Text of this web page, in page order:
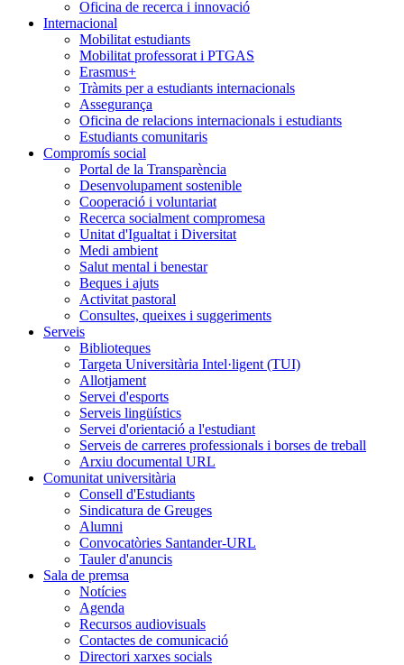
Oficina de recerca i innovació
Internacional
Mobilitat estudiants
Mobilitat professorat i PTGAS
Erasmus+
Tràmits per a estudiants internacionals
Assegurança
Oficina de relacions internacionals i estudiants
Estudiants comunitaris
Compromís social
Portal de la Transparència
Desenvolupament sostenible
Cooperació i voluntariat
Recerca socialment compromesa
Unitat d'Igualtat i Diversitat
Medi ambient
Salut mental i benestar
Beques i ajuts
Activitat pastoral
Consultes, queixes i suggeriments
Serveis
Biblioteques
Targeta Universitària Intel·ligent (TUI)
Allotjament
Servei d'esports
Serveis lingüístics
Servei d'orientació a l'estudiant
Serveis de carreres professionals i borses de treball
Arxiu documental URL
Comunitat universitària
Consell d'Estudiants
Sindicatura de Greuges
Alumni
Convocatòries Santander-URL
Tauler d'anuncis
Sala de premsa
Notícies
Agenda
Recursos audiovisuals
Contactes de comunicació
Directori xarxes socials